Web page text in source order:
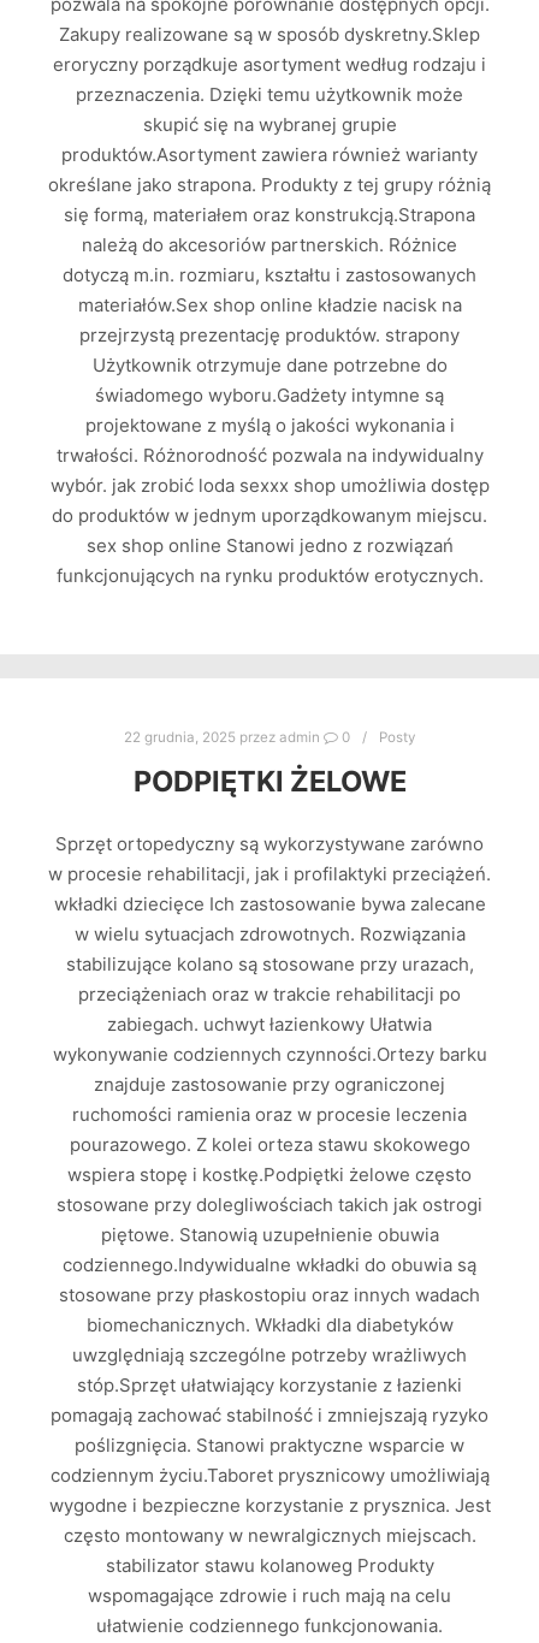
pozwala na spokojne porównanie dostępnych opcji.
Zakupy realizowane są w sposób dyskretny.Sklep
eroryczny porządkuje asortyment według rodzaju i
przeznaczenia. Dzięki temu użytkownik może
skupić się na wybranej grupie
produktów.Asortyment zawiera również warianty
określane jako strapona. Produkty z tej grupy różnią
się formą, materiałem oraz konstrukcją.Strapona
należą do akcesoriów partnerskich. Różnice
dotyczą m.in. rozmiaru, kształtu i zastosowanych
materiałów.Sex shop online kładzie nacisk na
przejrzystą prezentację produktów. strapony
Użytkownik otrzymuje dane potrzebne do
świadomego wyboru.Gadżety intymne są
projektowane z myślą o jakości wykonania i
trwałości. Różnorodność pozwala na indywidualny
wybór. jak zrobić loda sexxx shop umożliwia dostęp
do produktów w jednym uporządkowanym miejscu.
sex shop online Stanowi jedno z rozwiązań
funkcjonujących na rynku produktów erotycznych.
22 grudnia, 2025 przez admin 0 Posty
PODPIĘTKI ŻELOWE
Sprzęt ortopedyczny są wykorzystywane zarówno
w procesie rehabilitacji, jak i profilaktyki przeciążeń.
wkładki dziecięce Ich zastosowanie bywa zalecane
w wielu sytuacjach zdrowotnych. Rozwiązania
stabilizujące kolano są stosowane przy urazach,
przeciążeniach oraz w trakcie rehabilitacji po
zabiegach. uchwyt łazienkowy Ułatwia
wykonywanie codziennych czynności.Ortezy barku
znajduje zastosowanie przy ograniczonej
ruchomości ramienia oraz w procesie leczenia
pourazowego. Z kolei orteza stawu skokowego
wspiera stopę i kostkę.Podpiętki żelowe często
stosowane przy dolegliwościach takich jak ostrogi
piętowe. Stanowią uzupełnienie obuwia
codziennego.Indywidualne wkładki do obuwia są
stosowane przy płaskostopiu oraz innych wadach
biomechanicznych. Wkładki dla diabetyków
uwzględniają szczególne potrzeby wrażliwych
stóp.Sprzęt ułatwiający korzystanie z łazienki
pomagają zachować stabilność i zmniejszają ryzyko
poślizgnięcia. Stanowi praktyczne wsparcie w
codziennym życiu.Taboret prysznicowy umożliwiają
wygodne i bezpieczne korzystanie z prysznica. Jest
często montowany w newralgicznych miejscach.
stabilizator stawu kolanoweg Produkty
wspomagające zdrowie i ruch mają na celu
ułatwienie codziennego funkcjonowania.